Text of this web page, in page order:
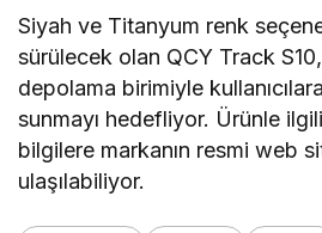
Siyah ve Titanyum renk
sürülecek olan QCY Track
depolama birimiyle
sunmayı hedefliyor. Ürünle
bilgilere markanın resmi web
ulaşılabiliyor.